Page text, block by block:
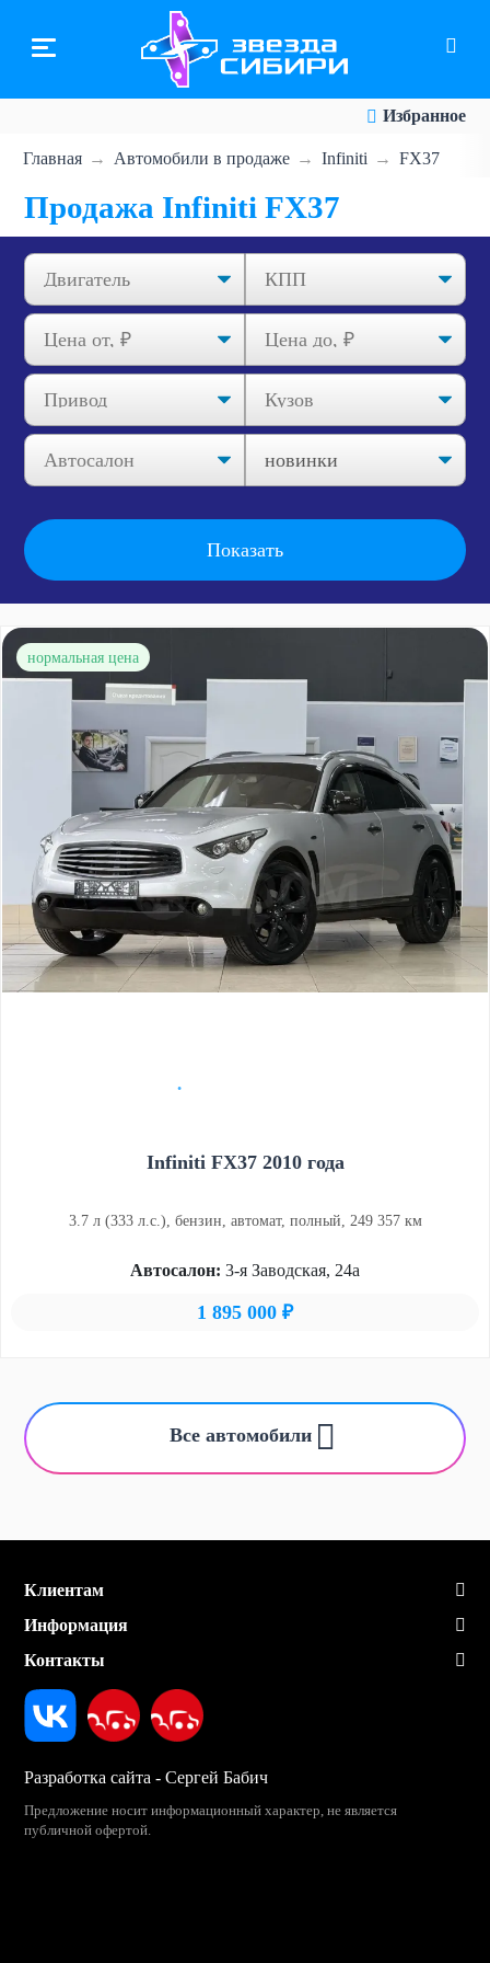
основному
Избранное
Главная Автомобили в продаже Infiniti FX37
Продажа Infiniti FX37
нормальная цена
Infiniti FX37 2010 года
3.7 л (333 л.с.), бензин, автомат, полный, 249 357 км
Автосалон: 3-я Заводская, 24а
1 895 000 ₽
Все автомобили
Клиентам
Информация
Контакты
Разработка сайта - Сергей Бабич
Предложение носит информационный характер, не является
публичной офертой.